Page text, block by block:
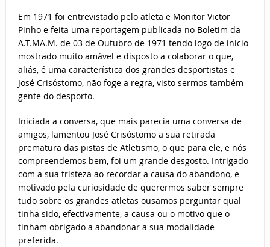
Em 1971 foi entrevistado pelo atleta e Monitor Victor
Pinho e feita uma reportagem publicada no Boletim da
A.T.MA.M. de 03 de Outubro de 1971 tendo logo de inicio
mostrado muito amável e disposto a colaborar o que,
aliás, é uma característica dos grandes desportistas e
José Crisóstomo, não foge a regra, visto sermos também
gente do desporto.
Iniciada a conversa, que mais parecia uma conversa de
amigos, lamentou José Crisóstomo a sua retirada
prematura das pistas de Atletismo, o que para ele, e nós
compreendemos bem, foi um grande desgosto. Intrigado
com a sua tristeza ao recordar a causa do abandono, e
motivado pela curiosidade de querermos saber sempre
tudo sobre os grandes atletas ousamos perguntar qual
tinha sido, efectivamente, a causa ou o motivo que o
tinham obrigado a abandonar a sua modalidade
preferida.